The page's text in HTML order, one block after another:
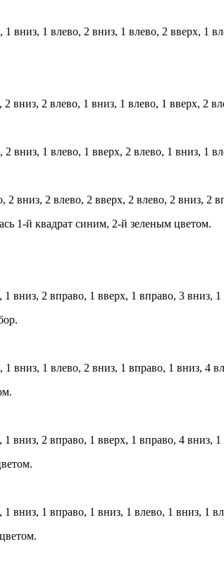
вниз, 1 влево, 2 вниз, 1 влево, 2 вверх, 1
вниз, 2 влево, 1 вниз, 1 влево, 1 вверх, 2
вниз, 1 влево, 1 вверх, 2 влево, 1 вниз, 1
2 вниз, 2 влево, 2 вверх, 2 влево, 2 вниз, 2
1-й квадрат синим, 2-й зеленым цветом.
вниз, 2 вправо, 1 вверх, 1 вправо, 3 вниз,
вниз, 1 влево, 2 вниз, 1 вправо, 1 вниз, 4
вниз, 2 вправо, 1 вверх, 1 вправо, 4 вниз,
вниз, 1 вправо, 1 вниз, 1 влево, 1 вниз, 1